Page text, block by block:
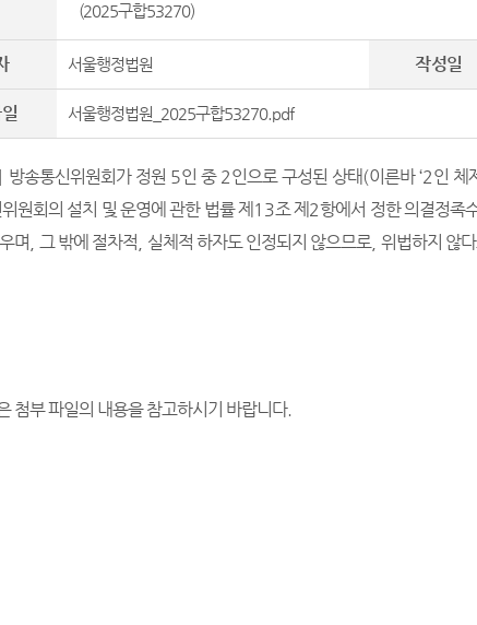
(2025구합53270)
서울행정법원 작성일
서울행정법원_2025구합53270.pdf
방송통신위원회가 정원 5인 중 2인으로 구성된 상태(이른바‘2인 체
원회의 설치 및 운영에 관한 법률 제 13조 제 2항에서 정한 의결정족
며 그 밖에 절차적 실체적 하자도 인정되지 않으므로, 위법하지 않
첨부 파일의 내용을 참고하시기 바랍니다.